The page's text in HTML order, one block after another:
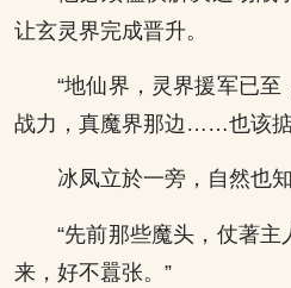
让玄灵界完成晋升。
“地仙界，灵界援军已
战力，真魔界那边……也该掂
冰凤立於一旁，自然也
“先前那些魔头，仗著
来，好不囂张。”